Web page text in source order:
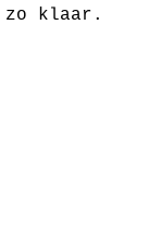
klaar.